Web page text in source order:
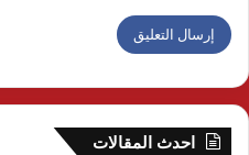
احدث المقالات